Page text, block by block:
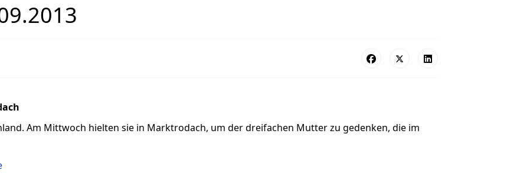
Am Mittwoch hielten sie in Marktrodach, um der dreifachen Mutter zu gedenken, die im